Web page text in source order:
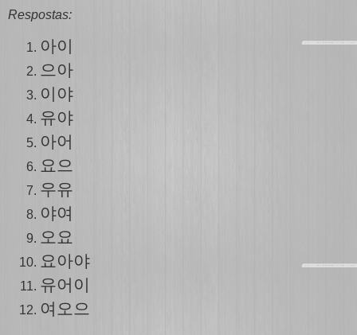
Respostas:
아이
으아
이야
유야
아어
요으
우유
야여
오요
요아야
유어 이
여오으